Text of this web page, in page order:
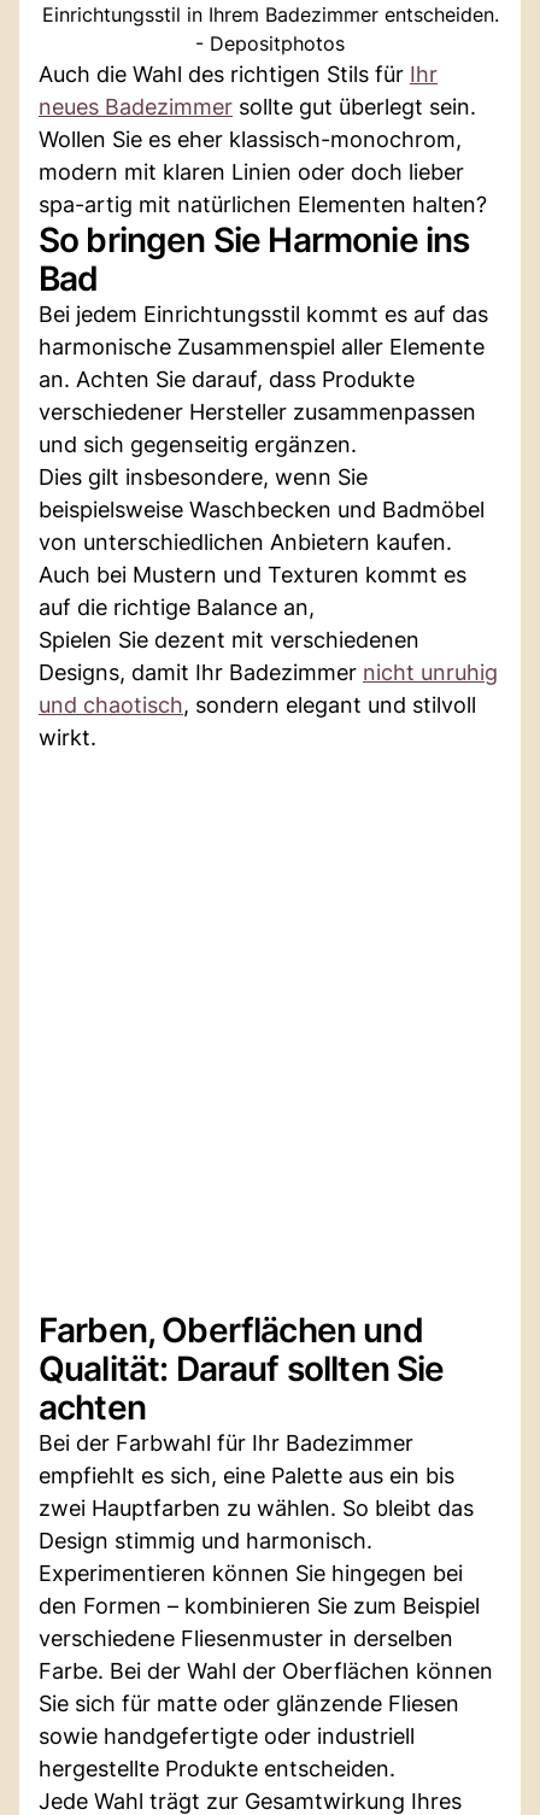
Einrichtungsstil in Ihrem Badezimmer entscheiden.
- Depositphotos
Auch die Wahl des richtigen Stils für Ihr
neues Badezimmer sollte gut überlegt sein.
Wollen Sie es eher klassisch-monochrom,
modern mit klaren Linien oder doch lieber
spa-artig mit natürlichen Elementen halten?
So bringen Sie Harmonie ins
Bad
Bei jedem Einrichtungsstil kommt es auf das
harmonische Zusammenspiel aller Elemente
an. Achten Sie darauf, dass Produkte
verschiedener Hersteller zusammenpassen
und sich gegenseitig ergänzen.
Dies gilt insbesondere, wenn Sie
beispielsweise Waschbecken und Badmöbel
von unterschiedlichen Anbietern kaufen.
Auch bei Mustern und Texturen kommt es
auf die richtige Balance an,
Spielen Sie dezent mit verschiedenen
Designs, damit Ihr Badezimmer nicht unruhig
und chaotisch, sondern elegant und stilvoll
wirkt.
Farben, Oberflächen und
Qualität: Darauf sollten Sie
achten
Bei der Farbwahl für Ihr Badezimmer
empfiehlt es sich, eine Palette aus ein bis
zwei Hauptfarben zu wählen. So bleibt das
Design stimmig und harmonisch.
Experimentieren können Sie hingegen bei
den Formen – kombinieren Sie zum Beispiel
verschiedene Fliesenmuster in derselben
Farbe. Bei der Wahl der Oberflächen können
Sie sich für matte oder glänzende Fliesen
sowie handgefertigte oder industriell
hergestellte Produkte entscheiden.
Jede Wahl trägt zur Gesamtwirkung Ihres